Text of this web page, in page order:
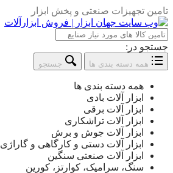
تامین تجهیزات صنعتی و پخش ابزار
جستجو در:
همه دسته بندی ها جستجو
همه دسته بندی ها
ابزار آلات بادی
ابزار آلات برقی
ابزار آلات تراشکاری
ابزار آلات جوش و برش
ابزار آلات دستی و کارگاهی و گاراژی
ابزار آلات صنعتی سنگین
سنگ، سرامیک، کوارتز، کورین